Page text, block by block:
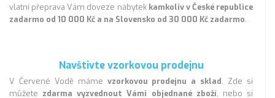
vlatní přeprava Vám doveze nábytek kamkoliv v České republice
zadarmo od 10 000 Kč a na Slovensko od 30 000 Kč zadarmo.
Navštivte vzorkovou prodejnu
V Červené Vodě máme vzorkovou prodejnu a sklad. Zde si
můžete zdarma vyzvednout Vámi objednané zboží, nebo si